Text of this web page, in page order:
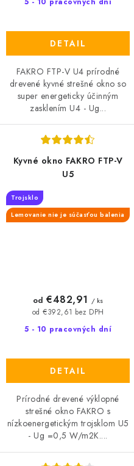
DETAIL
FAKRO FTP-V U4 prírodné
drevené kyvné strešné okno so
super energeticky účinným
zasklením U4 - Ug...
Kyvné okno FAKRO FTP-V
U5
Trojsklo
Lemovanie nie je súčasťou balenia
5 - 10 pracovných dní
od €392,61 bez DPH
od €482,91 / ks
DETAIL
Prírodné drevené výklopné
strešné okno FAKRO s
nízkoenergetickým trojsklom U5
- Ug =0,5 W/m2K....